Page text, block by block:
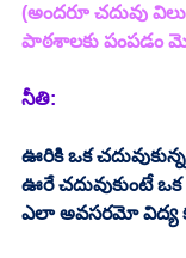
(అందరూ చదువు
పాఠశాలకు పంపడం
నీతి:
ఊరికి ఒక
ఊరే చదువుకుంటే
ఎలా అవసరమో విద్య